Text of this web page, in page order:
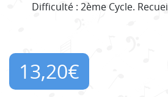
Difficulté : 2ème Cycle.
13,20€